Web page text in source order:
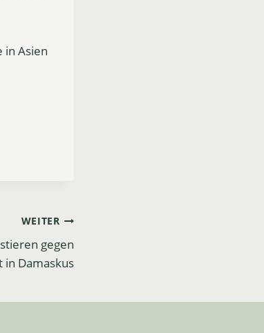
in Asien
WEITER
gegen
Damaskus